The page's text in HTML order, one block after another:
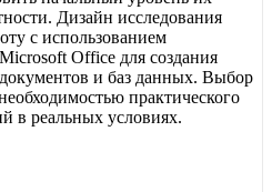
Дизайн исследования
с использованием
Office для создания
и баз данных. Выбор
практического
в реальных условиях.